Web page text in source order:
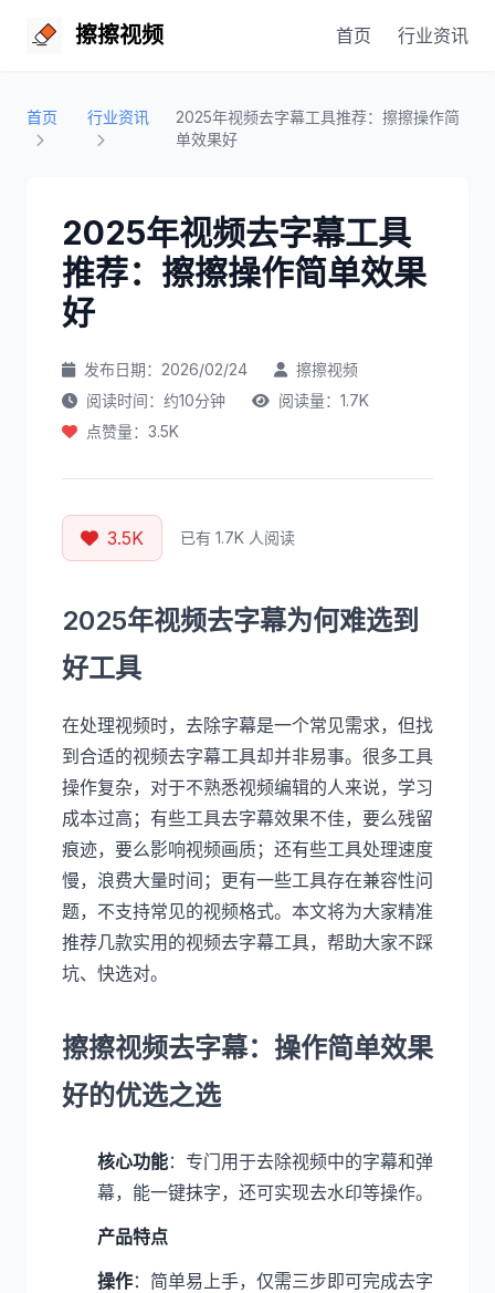
擦擦视频 首页 行业资讯
首页 行业资讯
2025年视频去字幕工具推荐：擦擦操作简
单效果好
2025年视频去字幕工具
推荐：擦擦操作简单效果
好
发布日期：2026/02/24
擦擦视频
阅读时间：约10分钟
阅读量：1.7K
点赞量：3.5K
3.5K 已有 1.7K 人阅读
2025年视频去字幕为何难选到
好工具
在处理视频时，去除字幕是一个常见需求，但找
到合适的视频去字幕工具却并非易事。很多工具
操作复杂，对于不熟悉视频编辑的人来说，学习
成本过高；有些工具去字幕效果不佳，要么残留
痕迹，要么影响视频画质；还有些工具处理速度
慢，浪费大量时间；更有一些工具存在兼容性问
题，不支持常见的视频格式。本文将为大家精准
推荐几款实用的视频去字幕工具，帮助大家不踩
坑、快选对。
擦擦视频去字幕：操作简单效果
好的优选之选
核心功能：专门用于去除视频中的字幕和弹
幕，能一键抹字，还可实现去水印等操作。
产品特点
操作：简单易上手，仅需三步即可完成去字